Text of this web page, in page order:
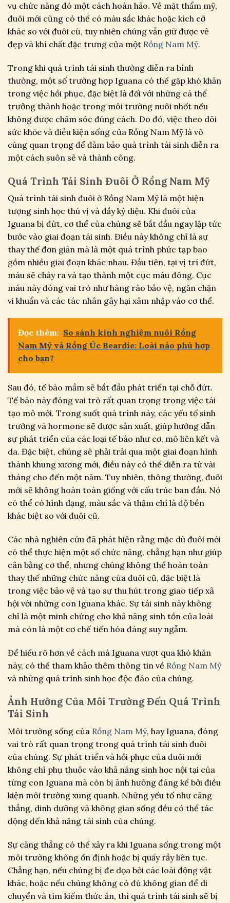
vụ chức năng đó một cách hoàn hảo. Về mặt thẩm mỹ,
đuôi mới cũng có thể có màu sắc khác hoặc kích cỡ
khác so với đuôi cũ, tuy nhiên chúng vẫn giữ được vẻ
đẹp và khí chất đặc trưng của một Rồng Nam Mỹ.
Trong khi quá trình tái sinh thường diễn ra bình
thường, một số trường hợp Iguana có thể gặp khó khăn
trong việc hồi phục, đặc biệt là đối với những cá thể
trưởng thành hoặc trong môi trường nuôi nhốt nếu
không được chăm sóc đúng cách. Do đó, việc theo dõi
sức khỏe và điều kiện sống của Rồng Nam Mỹ là vô
cùng quan trọng để đảm bảo quá trình tái sinh diễn ra
một cách suôn sẻ và thành công.
Quá Trình Tái Sinh Đuôi Ở Rồng Nam Mỹ
Quá trình tái sinh đuôi ở Rồng Nam Mỹ là một hiện
tượng sinh học thú vị và đầy kỳ diệu. Khi đuôi của
Iguana bị đứt, cơ thể của chúng sẽ bắt đầu ngay lập tức
bước vào giai đoạn tái sinh. Điều này không chỉ là sự
thay thế đơn giản mà là một quá trình phức tạp bao
gồm nhiều giai đoạn khác nhau. Đầu tiên, tại vị trí đứt,
máu sẽ chảy ra và tạo thành một cục máu đông. Cục
máu này đóng vai trò như hàng rào bảo vệ, ngăn chặn
vi khuẩn và các tác nhân gây hại xâm nhập vào cơ thể.
Đọc thêm: So sánh kinh nghiệm nuôi Rồng
Nam Mỹ và Rồng Úc Beardie: Loài nào phù hợp
cho bạn?
Sau đó, tế bào mầm sẽ bắt đầu phát triển tại chỗ đứt.
Tế bào này đóng vai trò rất quan trọng trong việc tái
tạo mô mới. Trong suốt quá trình này, các yếu tố sinh
trưởng và hormone sẽ được sản xuất, giúp hướng dẫn
sự phát triển của các loại tế bào như cơ, mô liên kết và
da. Đặc biệt, chúng sẽ phải trải qua một giai đoạn hình
thành khung xương mới, điều này có thể diễn ra từ vài
tháng cho đến một năm. Tuy nhiên, thông thường, đuôi
mới sẽ không hoàn toàn giống với cấu trúc ban đầu. Nó
có thể có hình dạng, màu sắc và thậm chí là độ bền
khác biệt so với đuôi cũ.
Các nhà nghiên cứu đã phát hiện rằng mặc dù đuôi mới
có thể thực hiện một số chức năng, chẳng hạn như giúp
cân bằng cơ thể, nhưng chúng không thể hoàn toàn
thay thế những chức năng của đuôi cũ, đặc biệt là
trong việc bảo vệ và tạo sự thu hút trong giao tiếp xã
hội với những con Iguana khác. Sự tái sinh này không
chỉ là một minh chứng cho khả năng sinh tồn của loài
mà còn là một cơ chế tiến hóa đáng suy ngẫm.
Để hiểu rõ hơn về cách mà Iguana vượt qua khó khăn
này, có thể tham khảo thêm thông tin về Rồng Nam Mỹ
và những quá trình sinh học độc đáo của chúng.
Ảnh Hưởng Của Môi Trường Đến Quá Trình
Tái Sinh
Môi trường sống của Rồng Nam Mỹ, hay Iguana, đóng
vai trò rất quan trọng trong quá trình tái sinh đuôi
của chúng. Sự phát triển và hồi phục của đuôi mới
không chỉ phụ thuộc vào khả năng sinh học nội tại của
từng con Iguana mà còn bị ảnh hưởng đáng kể bởi điều
kiện môi trường xung quanh. Những yếu tố như căng
thẳng, dinh dưỡng và không gian sống đều có thể tác
động đến khả năng tái sinh của chúng.
Sự căng thẳng có thể xảy ra khi Iguana sống trong một
môi trường không ổn định hoặc bị quấy rầy liên tục.
Chẳng hạn, nếu chúng bị đe dọa bởi các loài động vật
khác, hoặc nếu chúng không có đủ không gian để di
chuyển và tìm kiếm thức ăn, thì quá trình tái sinh sẽ bị